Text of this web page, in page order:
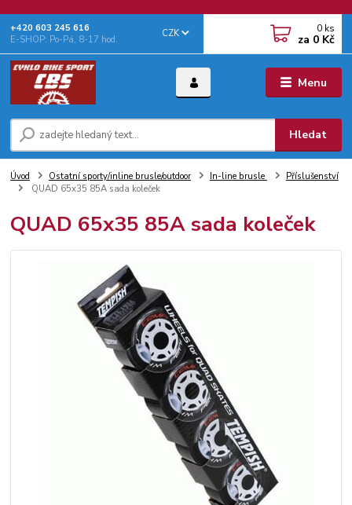
Menu
CZK
Hledat
+‭420 603 245 616‬
E-SHOP: Po-Pá, 8-17 hod.
0 ks
za 0 Kč
Úvod Ostatní sporty/inline brusle/outdoor In-line brusle
Příslušenství
QUAD 65x35 85A sada koleček
QUAD 65x35 85A sada koleček